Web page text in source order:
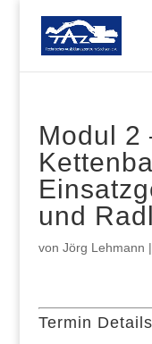
Modul 2
und
von Jörg Lehmann |
Termin Details